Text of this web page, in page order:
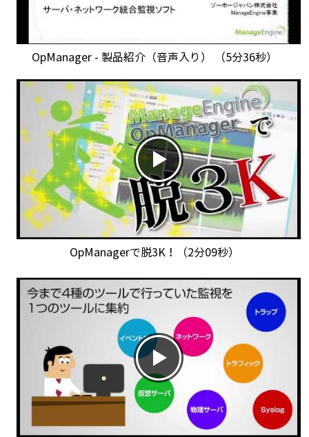
OpManager - 製品紹介（音声入り） （5分36秒）
OpManagerで脱3K！（2分09秒）